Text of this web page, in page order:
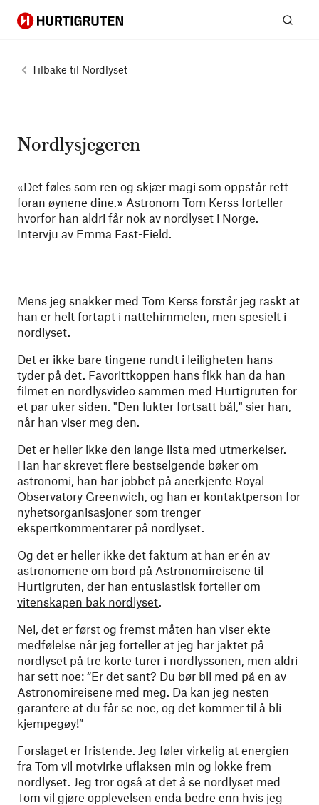
Hurtigruten
Tilbake til Nordlyset
Nordlysjegeren
«Det føles som ren og skjær magi som oppstår rett
foran øynene dine.» Astronom Tom Kerss forteller
hvorfor han aldri får nok av nordlyset i Norge.
Intervju av Emma Fast-Field.
Mens jeg snakker med Tom Kerss forstår jeg raskt at
han er helt fortapt i nattehimmelen, men spesielt i
nordlyset.
Det er ikke bare tingene rundt i leiligheten hans
tyder på det. Favorittkoppen hans fikk han da han
filmet en nordlysvideo sammen med Hurtigruten for
et par uker siden. "Den lukter fortsatt bål," sier han,
når han viser meg den.
Det er heller ikke den lange lista med utmerkelser.
Han har skrevet flere bestselgende bøker om
astronomi, han har jobbet på anerkjente Royal
Observatory Greenwich, og han er kontaktperson for
nyhetsorganisasjoner som trenger
ekspertkommentarer på nordlyset.
Og det er heller ikke det faktum at han er én av
astronomene om bord på Astronomireisene til
Hurtigruten, der han entusiastisk forteller om
vitenskapen bak nordlyset.
Nei, det er først og fremst måten han viser ekte
medfølelse når jeg forteller at jeg har jaktet på
nordlyset på tre korte turer i nordlyssonen, men aldri
har sett noe: “Er det sant? Du bør bli med på en av
Astronomireisene med meg. Da kan jeg nesten
garantere at du får se noe, og det kommer til å bli
kjempegøy!”
Forslaget er fristende. Jeg føler virkelig at energien
fra Tom vil motvirke uflaksen min og lokke frem
nordlyset. Jeg tror også at det å se nordlyset med
Tom vil gjøre opplevelsen enda bedre enn hvis jeg